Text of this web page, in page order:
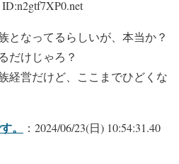
となってるらしいが、本当か？
だけじゃろ？
経営だけど、ここまでひどくな
。
：2024/06/23(日) 10:54:31.40